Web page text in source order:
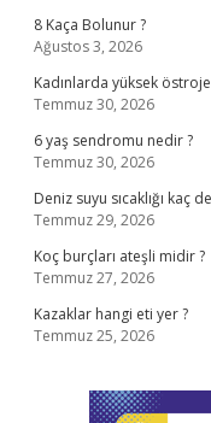
8 Kaça Bolunur ?
Ağustos 3, 2026
Kadınlarda yüksek
Temmuz 30, 2026
6 yaş sendromu nedir ?
Temmuz 30, 2026
Deniz suyu sıcaklığı kaç
Temmuz 29, 2026
Koç burçları ateşli midir ?
Temmuz 27, 2026
Kazaklar hangi eti yer ?
Temmuz 25, 2026